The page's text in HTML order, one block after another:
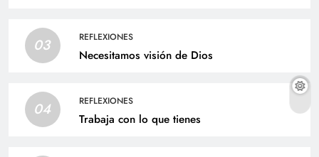
03 REFLEXIONES
Necesitamos visión de Dios
04 REFLEXIONES
Trabaja con lo que tienes